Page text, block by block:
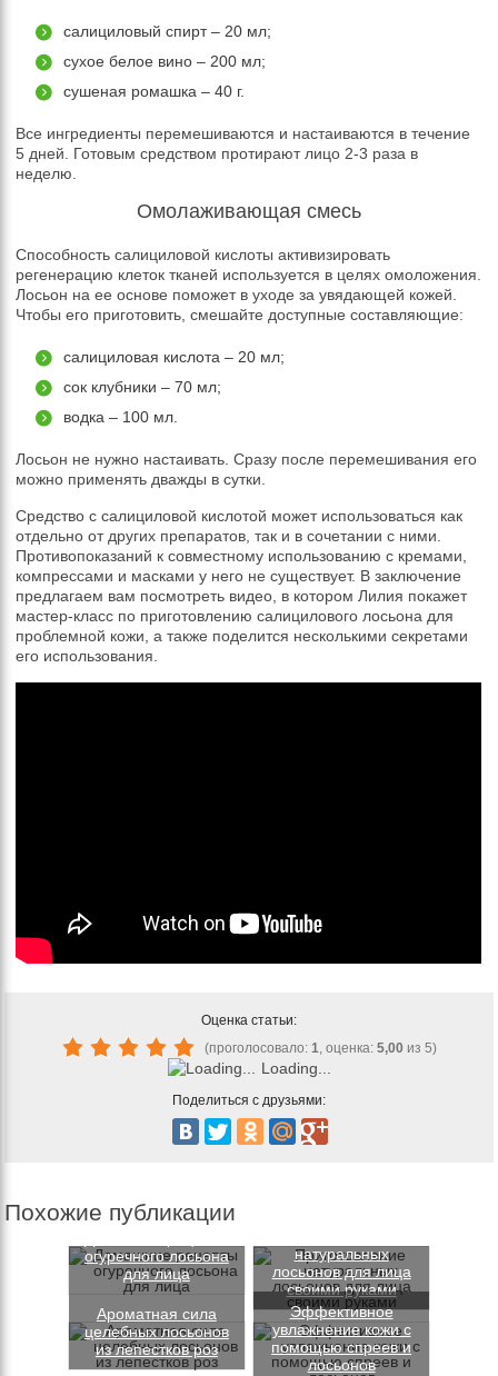
салициловый спирт – 20 мл;
сухое белое вино – 200 мл;
сушеная ромашка – 40 г.
Все ингредиенты перемешиваются и настаиваются в течение
5 дней. Готовым средством протирают лицо 2-3 раза в
неделю.
Омолаживающая смесь
Способность салициловой кислоты активизировать
регенерацию клеток тканей используется в целях омоложения.
Лосьон на ее основе поможет в уходе за увядающей кожей.
Чтобы его приготовить, смешайте доступные составляющие:
салициловая кислота – 20 мл;
сок клубники – 70 мл;
водка – 100 мл.
Лосьон не нужно настаивать. Сразу после перемешивания его
можно применять дважды в сутки.
Средство с салициловой кислотой может использоваться как
отдельно от других препаратов, так и в сочетании с ними.
Противопоказаний к совместному использованию с кремами,
компрессами и масками у него не существует. В заключение
предлагаем вам посмотреть видео, в котором Лилия покажет
мастер-класс по приготовлению салицилового лосьона для
проблемной кожи, а также поделится несколькими секретами
его использования.
Оценка статьи:
(проголосовало: 1, оценка: 5,00 из 5)
Loading...
Поделиться с друзьями:
Похожие публикации
огуречного лосьона
для лица
натуральных
лосьонов для лица
своими руками
Ароматная сила
целебных лосьонов
из лепестков роз
Эффективное
увлажнение кожи с
помощью спреев и
лосьонов